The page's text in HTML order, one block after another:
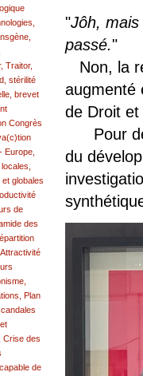
"Jôh,
passé."
Non, la
augmenté
de Droit
Pour
du
Traitor,
stérilité
brevet
Congrès
Europe,
globales
de
des
Plan
Crise des
de